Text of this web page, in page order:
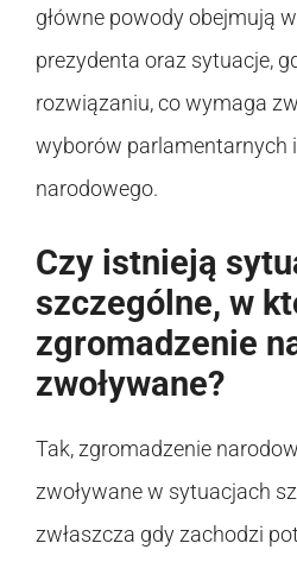
główne powody obejmują
prezydenta oraz sytuacje,
rozwiązaniu, co wymaga
wyborów parlamentarnych
narodowego.
Czy istnieją
szczególne, w
zgromadzenie
zwoływane?
Tak, zgromadzenie
zwoływane w sytuacjach
zwłaszcza gdy zachodzi